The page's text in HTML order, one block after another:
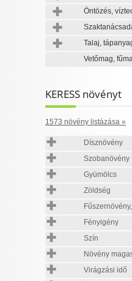
Öntözés,
Talaj,
Vetőmag,
KERESS növényt
1573 növény listázása »
Dísznövény
Szobanövény
Gyümölcs
Zöldség
Fényigény
Szín
Növény
Virágzási idő